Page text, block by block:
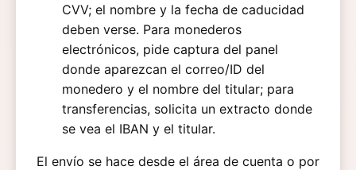
CVV; el nombre y la fecha de caducidad
deben verse. Para monederos
electrónicos, pide captura del panel
donde aparezcan el correo/ID del
monedero y el nombre del titular; para
transferencias, solicita un extracto donde
se vea el IBAN y el titular.
El envío se hace desde el área de cuenta o por